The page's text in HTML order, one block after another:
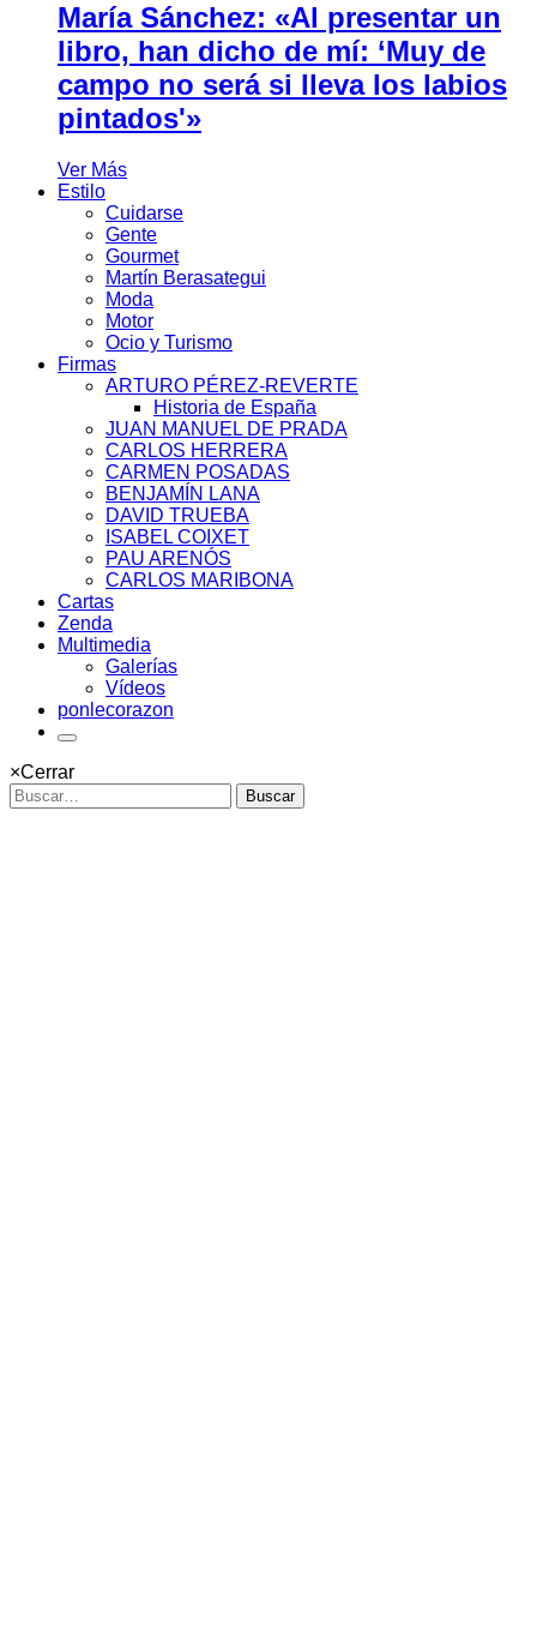
María Sánchez: «Al presentar un
libro, han dicho de mí: ‘Muy de
campo no será si lleva los labios
pintados'»
Ver Más
Estilo
Cuidarse
Gente
Gourmet
Martín Berasategui
Moda
Motor
Ocio y Turismo
Firmas
ARTURO PÉREZ-REVERTE
Historia de España
JUAN MANUEL DE PRADA
CARLOS HERRERA
CARMEN POSADAS
BENJAMÍN LANA
DAVID TRUEBA
ISABEL COIXET
PAU ARENÓS
CARLOS MARIBONA
Cartas
Zenda
Multimedia
Galerías
Vídeos
ponlecorazon
×Cerrar
Buscar